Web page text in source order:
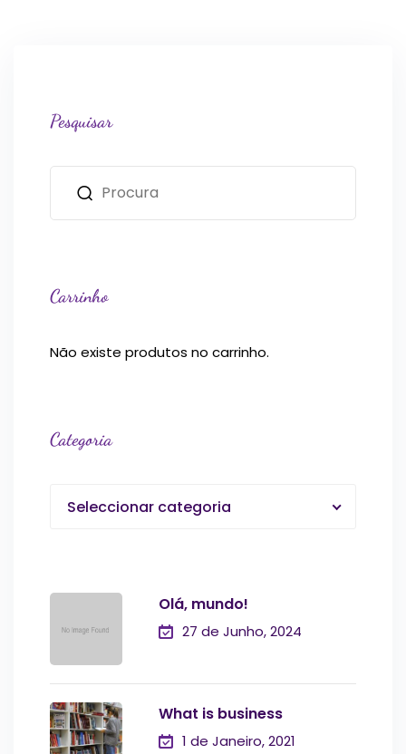
Pesquisar
Carrinho
Não existe produtos no carrinho.
Categoria
Seleccionar categoria
Olá, mundo!
27 de Junho, 2024
What is business
1 de Janeiro, 2021